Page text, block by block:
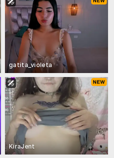
gatita_violeta
KiraJent